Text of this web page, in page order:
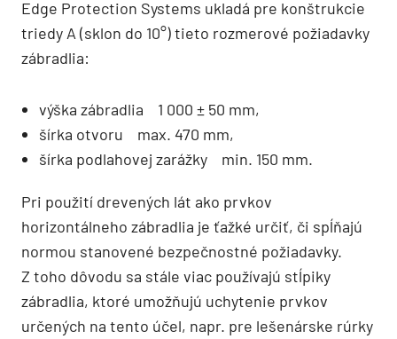
Edge Protection Systems ukladá pre konštrukcie
triedy A (sklon do 10°) tieto rozmerové požiadavky
zábradlia:
výška zábradlia 1 000 ± 50 mm,
šírka otvoru max. 470 mm,
šírka podlahovej zarážky min. 150 mm.
Pri použití drevených lát ako prvkov
horizontálneho zábradlia je ťažké určiť, či spĺňajú
normou stanovené bezpečnostné požiadavky.
Z toho dôvodu sa stále viac používajú stĺpiky
zábradlia, ktoré umožňujú uchytenie prvkov
určených na tento účel, napr. pre lešenárske rúrky